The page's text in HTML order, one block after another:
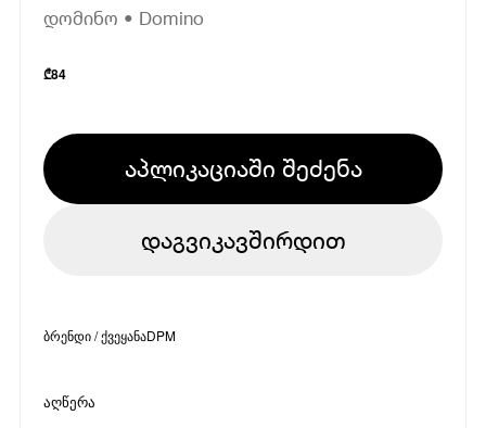
დომინო • Domino
₾84
აპლიკაციაში შეძენა
დაგვიკავშირდით
ბრენდი / ქვეყანაDPM
აღწერა